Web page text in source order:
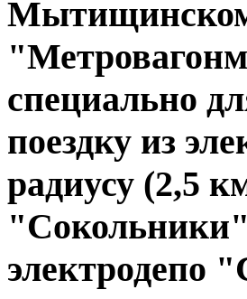
Мытищинском
специально
поездку из
радиусу (2,5
электродепо